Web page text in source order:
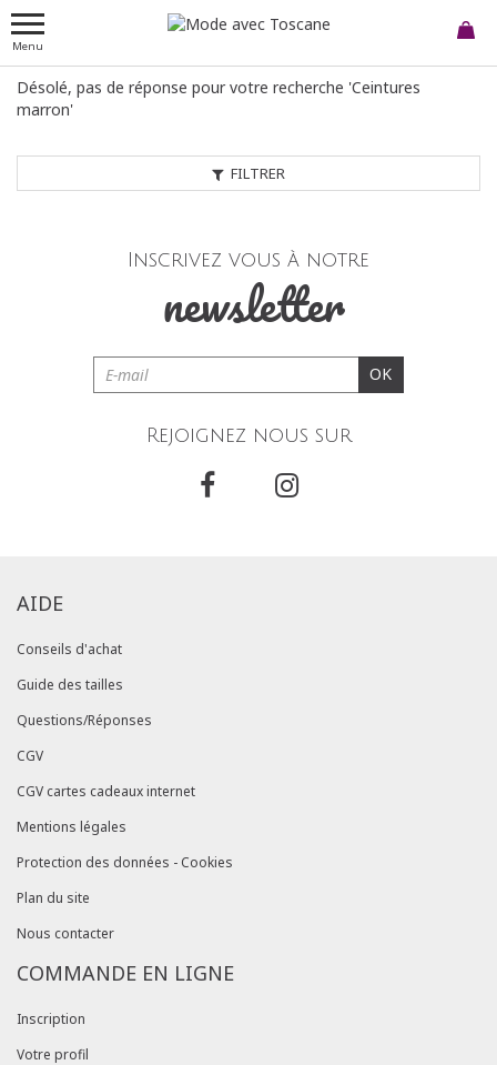
Menu
FILTRER
Désolé, pas de réponse pour votre recherche 'Ceintures
marron'
Inscrivez vous à notre
newsletter
OK
Rejoignez nous sur
AIDE
Conseils d'achat
Guide des tailles
Questions/Réponses
CGV
CGV cartes cadeaux internet
Mentions légales
Protection des données - Cookies
Plan du site
Nous contacter
COMMANDE EN LIGNE
Inscription
Votre profil